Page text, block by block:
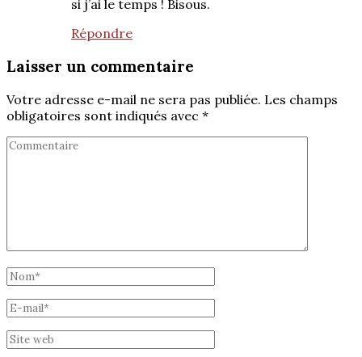
si j’ai le temps ! Bisous.
Répondre
Laisser un commentaire
Votre adresse e-mail ne sera pas publiée. Les champs
obligatoires sont indiqués avec *